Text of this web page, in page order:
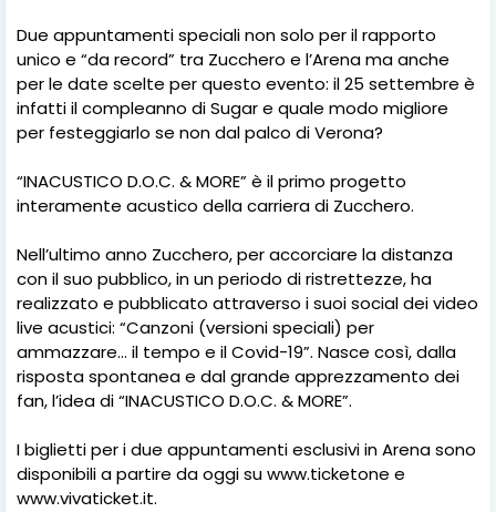
Due appuntamenti speciali non solo per il rapporto
unico e “da record” tra Zucchero e l’Arena ma anche
per le date scelte per questo evento: il 25 settembre è
infatti il compleanno di Sugar e quale modo migliore
per festeggiarlo se non dal palco di Verona?
“INACUSTICO D.O.C. & MORE” è il primo progetto
interamente acustico della carriera di Zucchero.
Nell’ultimo anno Zucchero, per accorciare la distanza
con il suo pubblico, in un periodo di ristrettezze, ha
realizzato e pubblicato attraverso i suoi social dei video
live acustici: “Canzoni (versioni speciali) per
ammazzare… il tempo e il Covid-19”. Nasce così, dalla
risposta spontanea e dal grande apprezzamento dei
fan, l’idea di “INACUSTICO D.O.C. & MORE”.
I biglietti per i due appuntamenti esclusivi in Arena sono
disponibili a partire da oggi su www.ticketone e
www.vivaticket.it.